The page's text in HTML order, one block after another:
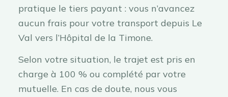
pratique le tiers payant : vous n’avancez
aucun frais pour votre transport depuis Le
Val vers l’Hôpital de la Timone.
Selon votre situation, le trajet est pris en
charge à 100 % ou complété par votre
mutuelle. En cas de doute, nous vous